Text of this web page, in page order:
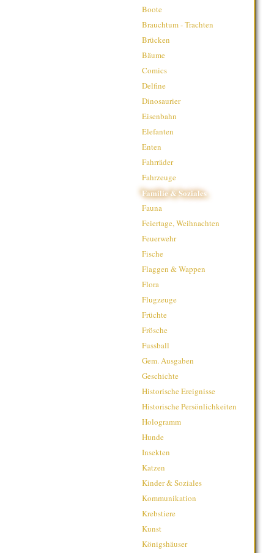
Boote
Brauchtum - Trachten
Brücken
Bäume
Comics
Delfine
Dinosaurier
Eisenbahn
Elefanten
Enten
Fahrräder
Fahrzeuge
Familie & Soziales
Fauna
Feiertage, Weihnachten
Feuerwehr
Fische
Flaggen & Wappen
Flora
Flugzeuge
Früchte
Frösche
Fussball
Gem. Ausgaben
Geschichte
Historische Ereignisse
Historische Persönlichkeiten
Hologramm
Hunde
Insekten
Katzen
Kinder & Soziales
Kommunikation
Krebstiere
Kunst
Königshäuser